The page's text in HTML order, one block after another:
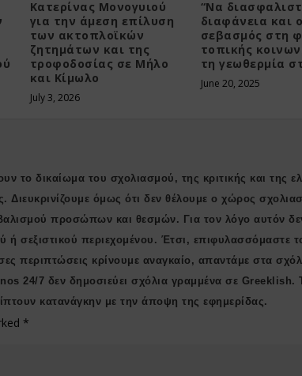
Κατερίνας Μονογυιού
για την άμεση επίλυση
των ακτοπλοϊκών
ζητημάτων και της
τροφοδοσίας σε Μήλο
και Κίμωλο
July 3, 2026
“Να
διαφάνεια και ο
σεβασμός στη
τοπικής
τη γεωθερμία
June 20, 2025
το δικαίωμα του σχολιασμού, της κριτικής και της
Διευκρινίζουμε όμως ότι δεν θέλουμε ο χώρος
προσώπων και θεσμών. Για τον λόγο αυτόν
ή σεξιστικού περιεχομένου. Έτσι, επιφυλασσόμαστε
περιπτώσεις κρίνουμε αναγκαίο, απαντάμε στα
24/7 δεν δημοσιεύει σχόλια γραμμένα σε Greeklish.
κατανάγκην με την άποψη της εφημερίδας.
*